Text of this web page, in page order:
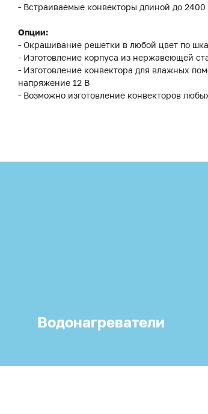
- Встраиваемые конвекторы длиной до
Опции:
- Окрашивание решетки в любой цвет по
- Изготовление корпуса из нержавеющей
- Изготовление конвектора для влажных
напряжение 12 В
- Возможно изготовление конвекторов
Водонагреватели